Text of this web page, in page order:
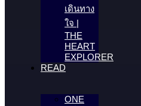
เดินทาง
ใจ |
THE
HEART
EXPLORER
READ
ONE